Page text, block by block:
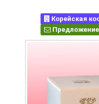
Корейская
Предложение